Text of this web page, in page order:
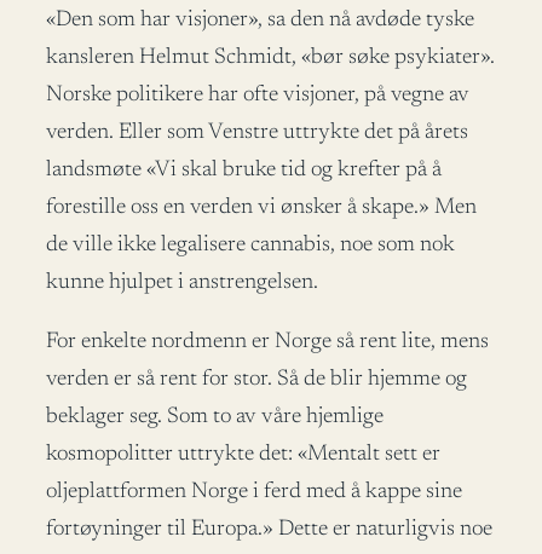
«Den som har visjoner», sa den nå avdøde tyske
kansleren Helmut Schmidt, «bør søke psykiater».
Norske politikere har ofte visjoner, på vegne av
verden. Eller som Venstre uttrykte det på årets
landsmøte «Vi skal bruke tid og krefter på å
forestille oss en verden vi ønsker å skape.» Men
de ville ikke legalisere cannabis, noe som nok
kunne hjulpet i anstrengelsen.
For enkelte nordmenn er Norge så rent lite, mens
verden er så rent for stor. Så de blir hjemme og
beklager seg. Som to av våre hjemlige
kosmopolitter uttrykte det: «Mentalt sett er
oljeplattformen Norge i ferd med å kappe sine
fortøyninger til Europa.» Dette er naturligvis noe